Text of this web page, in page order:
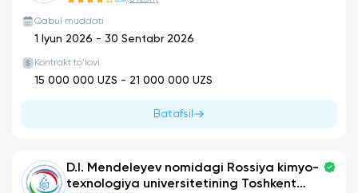
Qabul muddati
1 Iyun 2026 - 30 Sentabr 2026
Kontrakt to'lovi
15 000 000 UZS - 21 000 000 UZS
Batafsil
D.I. Mendeleyev nomidagi Rossiya kimyo-
texnologiya universitetining Toshkent